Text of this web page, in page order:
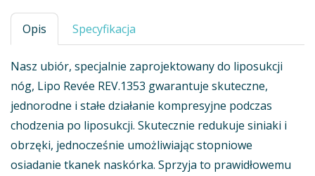
Opis Specyfikacja
Nasz ubiór, specjalnie zaprojektowany do liposukcji
nóg, Lipo Revée REV.1353 gwarantuje skuteczne,
jednorodne i stałe działanie kompresyjne podczas
chodzenia po liposukcji. Skutecznie redukuje siniaki i
obrzęki, jednocześnie umożliwiając stopniowe
osiadanie tkanek naskórka. Sprzyja to prawidłowemu